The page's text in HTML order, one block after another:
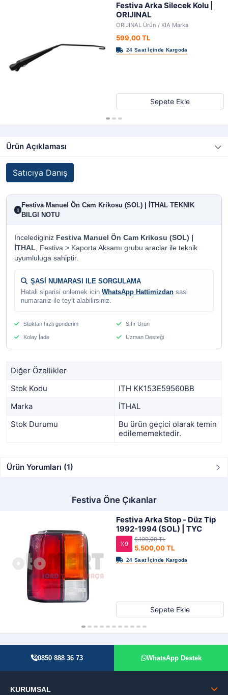
Festiva Arka Silecek Kolu |
ORIJINAL
ORIJINAL Ürün / KIA Marka
599,00 TL
Sepete Ekle
Ürün Açıklaması
Satıcıya Danış
i
Festiva Manuel Ön Cam Krikosu (SOL) | İTHAL TEKNIK
BILGI NOTU
Incelediginiz Festiva Manuel Ön Cam Krikosu (SOL) |
İTHAL, Festiva > Kaporta Aksamı grubu araclar ile teknik
uyumluluga sahiptir.
ŞASİ NUMARASI ILE SORGULAMA
Hatali siparisi onlemek icin WhatsApp Hattimizdan sasi
numaraniz ile teyit alabilirsiniz.
Stoktan hızlı gönderim Sıfır Ürün
Kolay İade Uzman Desteği
Diğer Özellikler
Stok Kodu
ITH KK153E59560BB
Marka
İTHAL
Stok Durumu
Bu ürün geçici olarak temin
edilememektedir.
Ürün Yorumları (1)
Festiva Öne Çıkanlar
Festiva Arka Stop - Düz Tip
1992-1994 (SOL) | TYC
%9 5.500,00 TL
6.100,00 TL
Sepete Ekle
0850 888 36 73 WhatsApp Destek
KURUMSAL